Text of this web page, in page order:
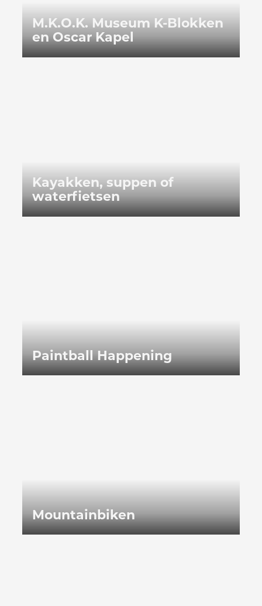
M.K.O.K. Museum K-Blokken
en Oscar Kapel
Kayakken, suppen of
waterfietsen
Paintball Happening
Mountainbiken